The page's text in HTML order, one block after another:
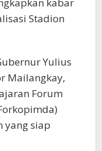
Stadion
Yulius
Mailangkay,
Forum
yang siap